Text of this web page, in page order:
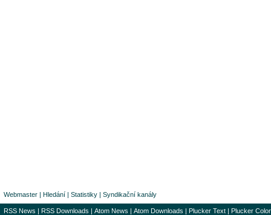
Webmaster | Hledání | Statistiky | Syndikační kanály
RSS News | RSS Downloads | Atom News | Atom Downloads | Plucker Text | Plucker Color